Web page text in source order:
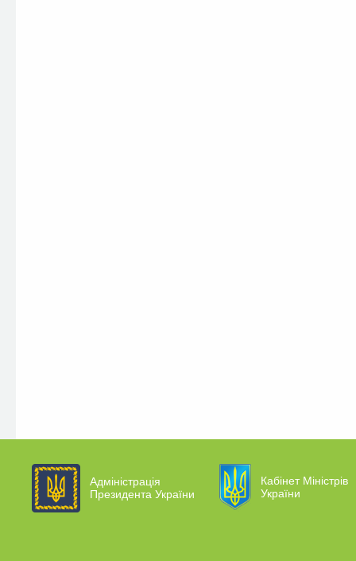
Адміністрація
Президента України
Кабінет Міністрів
України